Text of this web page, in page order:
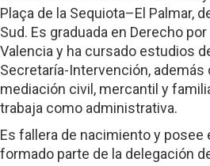
Plaça de la Sequiota–El Palmar,
Sud. Es graduada en Derecho
Valencia y ha cursado estudios
Secretaría-Intervención, además
mediación civil, mercantil y
trabaja como administrativa.
Es fallera de nacimiento y posee
formado parte de la delegación